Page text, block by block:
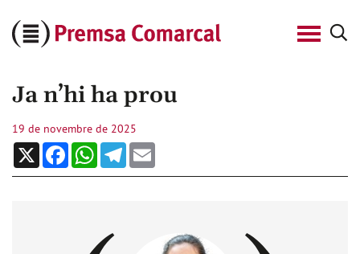
Cerca
Ja n’hi ha prou
19 de novembre de 2025
X FacebookWhatsAppTelegram